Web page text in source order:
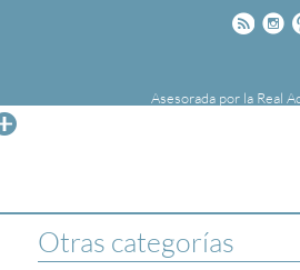
Rss
Asesorada por la Real
la Agencia Efe y la Real
cuyo objetivo es colaborar con el
español en los medios de
Otras categorías